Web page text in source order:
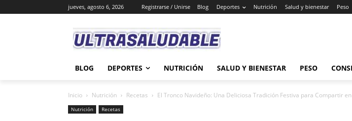
jueves, agosto 6, 2026 Registrarse / Unirse Blog Deportes Nutrición Salud y bienestar Peso
BLOG DEPORTES NUTRICIÓN SALUD Y BIENESTAR PESO
Inicio Nutrición Recetas El Tronco Navideño: Una Deliciosa Tradición Festiva para Compartir
Nutrición Recetas